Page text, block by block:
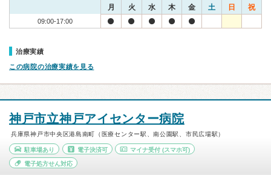
月 火 水 木 金 土 日 祝
09:00-17:00
治療実績
この病院の治療実績を見る
神戸市立神戸アイセンター病院
兵庫県神戸市中央区港島南町（医療センター駅、南公園駅、市民広場駅）
駐車場あり 電子決済可 マイナ受付 (スマホ可)
電子処方せん対応